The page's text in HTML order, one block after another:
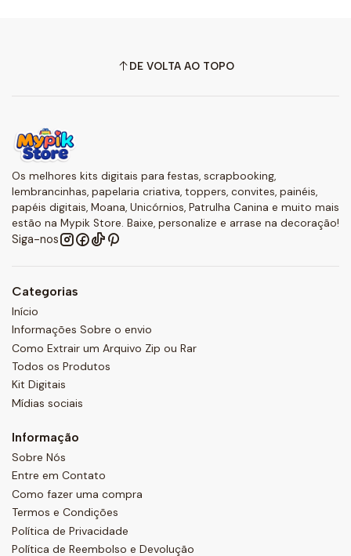
DE VOLTA AO TOPO
Os melhores kits digitais para festas, scrapbooking,
lembrancinhas, papelaria criativa, toppers, convites, painéis,
papéis digitais, Moana, Unicórnios, Patrulha Canina e muito mais
estão na Mypik Store. Baixe, personalize e arrase na decoração!
Siga-nos
Categorias
Início
Informações Sobre o envio
Como Extrair um Arquivo Zip ou Rar
Todos os Produtos
Kit Digitais
Mídias sociais
Informação
Sobre Nós
Entre em Contato
Como fazer uma compra
Termos e Condições
Política de Privacidade
Política de Reembolso e Devolução